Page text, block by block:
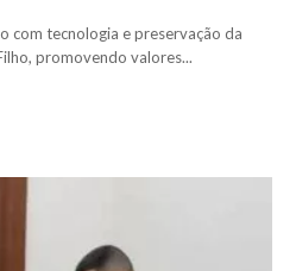
com tecnologia e preservação da
promovendo valores...